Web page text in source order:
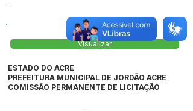
-
Visualizar
ESTADO DO ACRE
PREFEITURA MUNICIPAL DE JORDÃO ACRE
COMISSÃO PERMANENTE DE LICITAÇÃO